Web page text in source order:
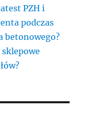
PZH i
podczas
betonowego?